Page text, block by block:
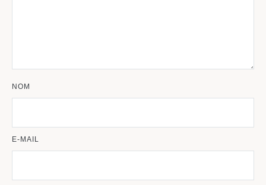
NOM
E-MAIL